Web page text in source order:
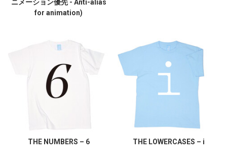
ニメーション優先 - Anti-alias
for animation)
THE NUMBERS – 6 THE LOWERCASES – i